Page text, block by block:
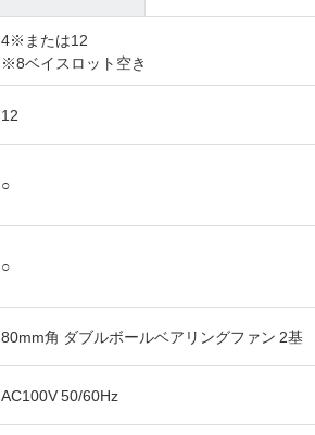
4※または12
※8ベイスロット空き
12
○
○
80mm角 ダブルボールベアリングファン 2基
AC100V 50/60Hz